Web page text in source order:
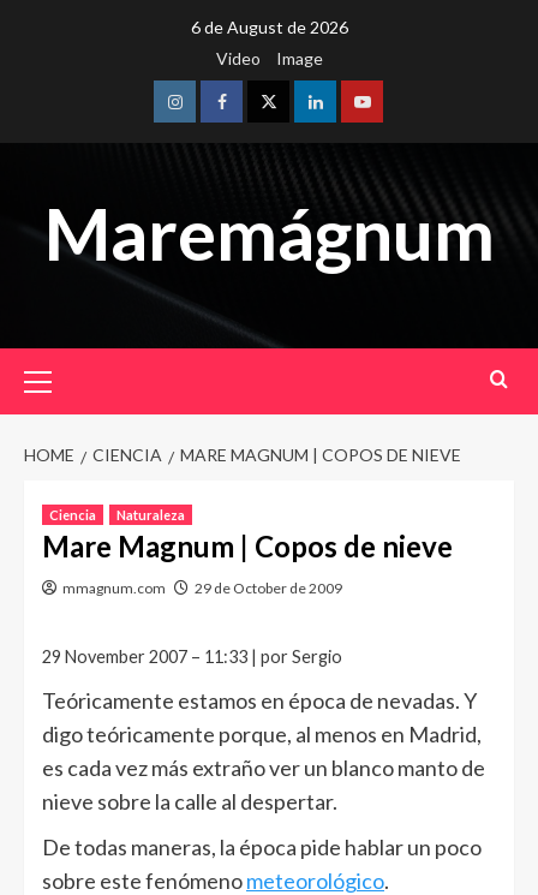
6 de August de 2026
Video
Image
InstagramFacebookTwitterLinkedinYoutube
Maremágnum
Menu
HOME CIENCIA MARE MAGNUM | COPOS DE NIEVE
Ciencia Naturaleza
Mare Magnum | Copos de nieve
mmagnum.com 29 de October de 2009
29 November 2007 – 11:33 | por Sergio
Teóricamente estamos en época de nevadas. Y
digo teóricamente porque, al menos en Madrid,
es cada vez más extraño ver un blanco manto de
nieve sobre la calle al despertar.
De todas maneras, la época pide hablar un poco
sobre este fenómenometeorológico.